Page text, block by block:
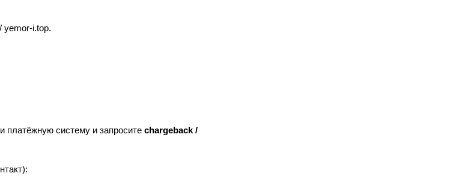
платёжную систему и запросите chargeback /